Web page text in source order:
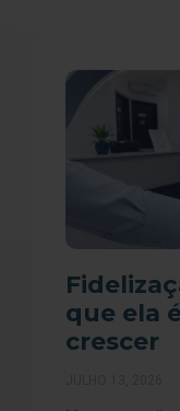
que ela
crescer